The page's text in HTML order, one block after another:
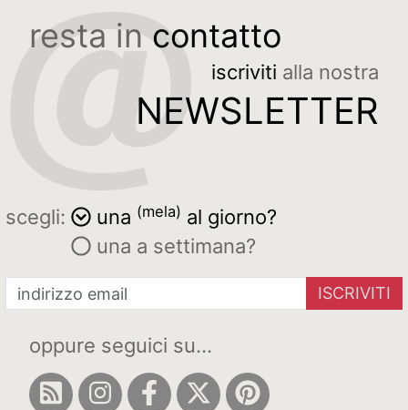
resta in contatto
iscriviti alla nostra
NEWSLETTER
scegli: una (mela) al giorno?
una a settimana?
ISCRIVITI
oppure seguici su...